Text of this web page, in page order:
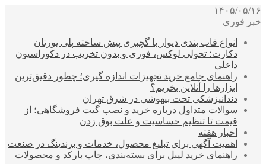
۱۴۰۵/۰۵/۱۶
خبر فوری
انواع قاب بندی دیوار با گچبری پیش ساخته پلی یورتان
دکارت؛ تحولی لوکس، فوری و بدون تخریب در دکوراسیون
داخلی
راهنمای جامع خرید تجهیزات اندازه گیری؛ چطور دقیق‌ترین
ابزارها را آنلاین بخریم؟
دندانپزشکی تحت بیهوشی در شرق تهران
سوالات متداول درباره خرید و نصب گیت فروشگاهی؛ از
قیمت تا تنظیم حساسیت و علت بوق زدن
اخبار هفته
اهمیت آگهی برای تبلیغ محصول، خدمات و برندینگ در صنعت
راهنمای خرید لیبل برای بسته‌بندی، چاپ بارکد و محصولات